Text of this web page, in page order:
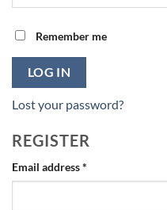
Remember me
LOG IN
Lost your password?
REGISTER
Email address*